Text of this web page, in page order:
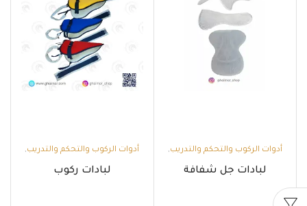
أدوات الركوب والتحكم والتدريب,
اللبادات
لبادات جل شفافة
أدوات الركوب والتحكم والتدريب,
لبادات ركوب